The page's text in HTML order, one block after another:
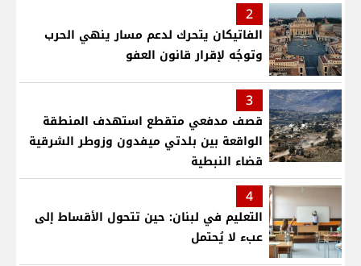
2
الفاتيكان يتحرك لدعم مسار ينهي الحرب
وتوجُه لإقرار قانون العفو
3
قصف مدفعي متقطع استهدف المنطقة
الواقعة بين بلدتي ميفدون وزوطر الشرقية
قضاء النبطية
4
التعليم في لبنان: حين تتحول الأقساط إلى
عبء لا يُحتمل